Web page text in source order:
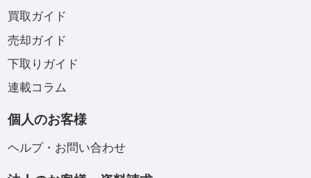
買取ガイド
売却ガイド
下取りガイド
連載コラム
個人のお客様
ヘルプ・お問い合わせ